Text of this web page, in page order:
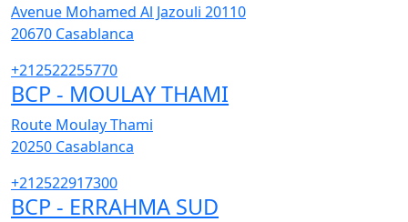
Avenue Mohamed Al Jazouli 20110
20670 Casablanca
+212522255770
BCP - MOULAY THAMI
Route Moulay Thami
20250 Casablanca
+212522917300
BCP - ERRAHMA SUD